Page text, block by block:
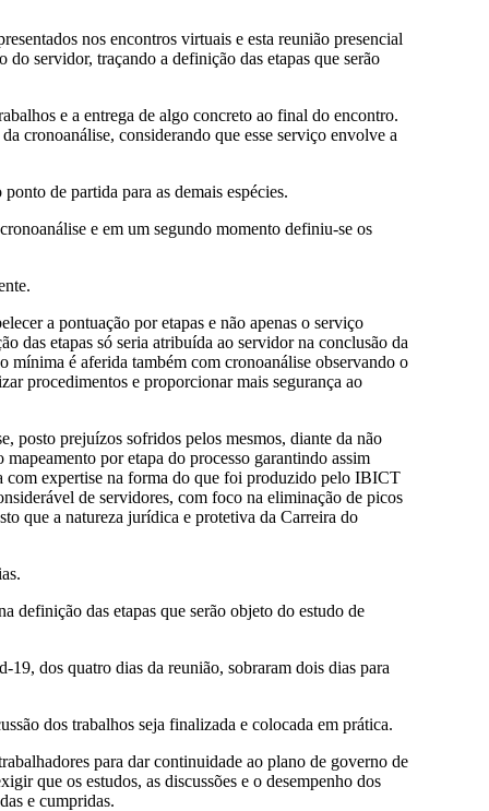
nos encontros virtuais e esta reunião presencial
servidor, traçando a definição das etapas que serão
e a entrega de algo concreto ao final do encontro.
cronoanálise, considerando que esse serviço envolve a
de partida para as demais espécies.
e em um segundo momento definiu-se os
a pontuação por etapas e não apenas o serviço
das etapas só seria atribuída ao servidor na conclusão da
mínima é aferida também com cronoanálise observando o
procedimentos e proporcionar mais segurança ao
posto prejuízos sofridos pelos mesmos, diante da não
por etapa do processo garantindo assim
com expertise na forma do que foi produzido pelo IBICT
de servidores, com foco na eliminação de picos
que a natureza jurídica e protetiva da Carreira do
definição das etapas que serão objeto do estudo de
dos quatro dias da reunião, sobraram dois dias para
dos trabalhos seja finalizada e colocada em prática.
para dar continuidade ao plano de governo de
que os estudos, as discussões e o desempenho dos
e cumpridas.